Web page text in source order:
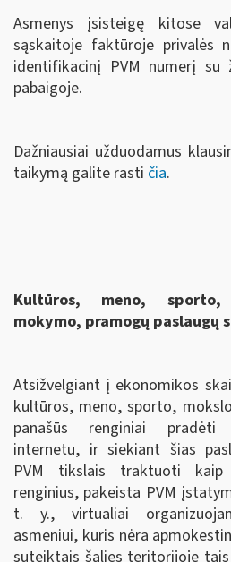
Asmenys įsisteigę kitose
sąskaitoje faktūroje privalės
identifikacinį PVM numerį su
pabaigoje.
Dažniausiai užduodamus
taikymą galite rasti čia.
Kultūros, meno,
mokymo, pramogų paslaugų
Atsižvelgiant į ekonomikos
kultūros, meno, sporto,
panašūs renginiai
internetu, ir siekiant šias
PVM tikslais traktuoti
renginius, pakeista PVM
t. y., virtualiai
asmeniui, kuris nėra
suteiktais šalies teritorijoje